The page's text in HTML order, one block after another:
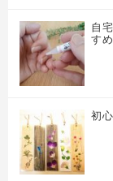
自
す
初